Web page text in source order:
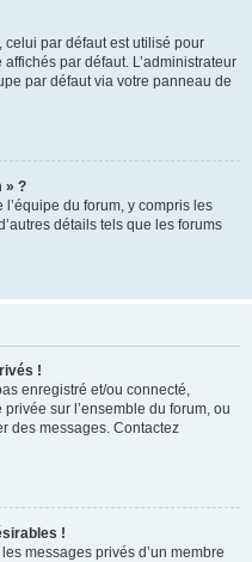
celui par défaut est utilisé pour
par défaut. L’administrateur
par défaut via votre panneau de
» ?
du forum, y compris les
détails tels que les forums
!
enregistré et/ou connecté,
sur l’ensemble du forum, ou
des messages. Contactez
!
messages privés d’un membre